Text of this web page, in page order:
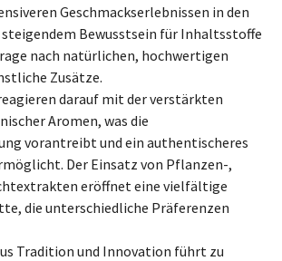
Geschmackserlebnissen in den
steigendem Bewusstsein für Inhaltsstoffe
nach natürlichen, hochwertigen
Zusätze.
darauf mit der verstärkten
Aromen, was die
vorantreibt und ein authentischeres
Der Einsatz von Pflanzen-,
eröffnet eine vielfältige
die unterschiedliche Präferenzen
Tradition und Innovation führt zu